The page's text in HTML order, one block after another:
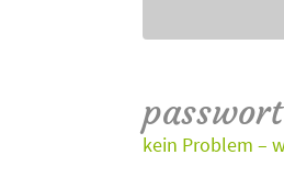
kein Problem –